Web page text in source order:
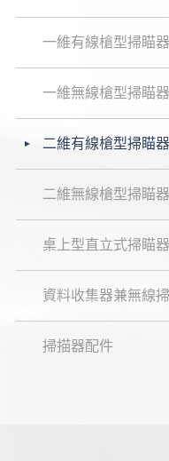
一維有線槍型掃瞄器
一維無線槍型掃瞄器
二維有線槍型掃瞄器
二維無線槍型掃瞄器
桌上型直立式掃瞄器
資料收集器兼無線
掃描器配件